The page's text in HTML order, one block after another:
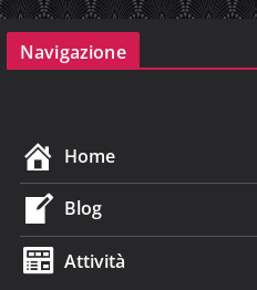
Navigazione
Home
Blog
Attività